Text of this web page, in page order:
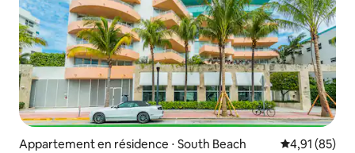
Appartement en résidence ⋅ South Beach Évaluation
4,91 (85)